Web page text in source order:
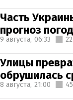
Часть
прогноз
9 августа, 06:33
Улицы
обрушилась
8 августа, 21:00